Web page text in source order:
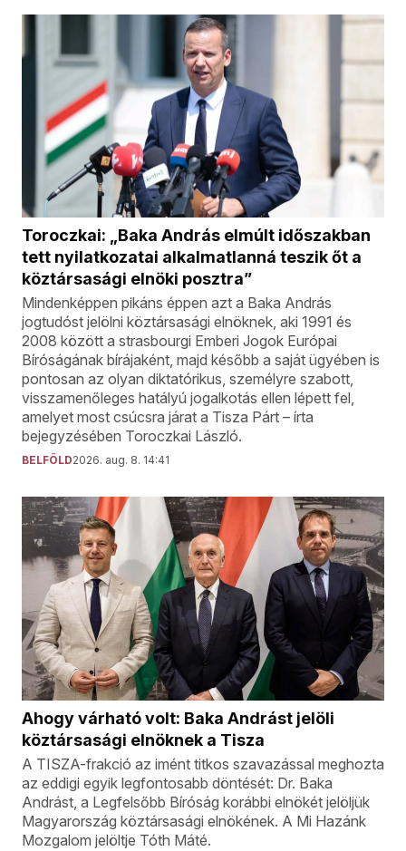
Toroczkai: „Baka András elmúlt időszakban
tett nyilatkozatai alkalmatlanná teszik őt a
köztársasági elnöki posztra”
Mindenképpen pikáns éppen azt a Baka András
jogtudóst jelölni köztársasági elnöknek, aki 1991 és
2008 között a strasbourgi Emberi Jogok Európai
Bíróságának bírájaként, majd később a saját ügyében is
pontosan az olyan diktatórikus, személyre szabott,
visszamenőleges hatályú jogalkotás ellen lépett fel,
amelyet most csúcsra járat a Tisza Párt – írta
bejegyzésében Toroczkai László.
BELFÖLD2026. aug. 8. 14:41
Ahogy várható volt: Baka Andrást jelöli
köztársasági elnöknek a Tisza
A TISZA-frakció az imént titkos szavazással meghozta
az eddigi egyik legfontosabb döntését: Dr. Baka
Andrást, a Legfelsőbb Bíróság korábbi elnökét jelöljük
Magyarország köztársasági elnökének. A Mi Hazánk
Mozgalom jelöltje Tóth Máté.